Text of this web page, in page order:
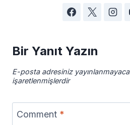
Bir Yanıt Yazın
E-posta adresiniz
işaretlenmişlerdir
Comment *